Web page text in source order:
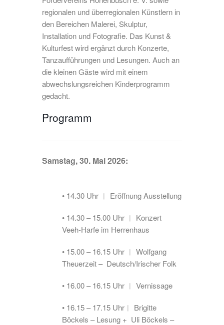
regionalen und überregionalen Künstlern in
den Bereichen Malerei, Skulptur,
Installation und Fotografie. Das Kunst &
Kulturfest wird ergänzt durch Konzerte,
Tanzaufführungen und Lesungen. Auch an
die kleinen Gäste wird mit einem
abwechslungsreichen Kinderprogramm
gedacht.
Programm
Samstag, 30. Mai 2026:
• 14.30 Uhr ︱ Eröffnung Ausstellung
• 14.30 – 15.00 Uhr ︱ Konzert
Veeh-Harfe im Herrenhaus
• 15.00 – 16.15 Uhr ︱ Wolfgang
Theuerzeit – Deutsch/Irischer Folk
• 16.00 – 16.15 Uhr ︱ Vernissage
• 16.15 – 17.15 Uhr︱ Brigitte
Böckels – Lesung + Uli Böckels –